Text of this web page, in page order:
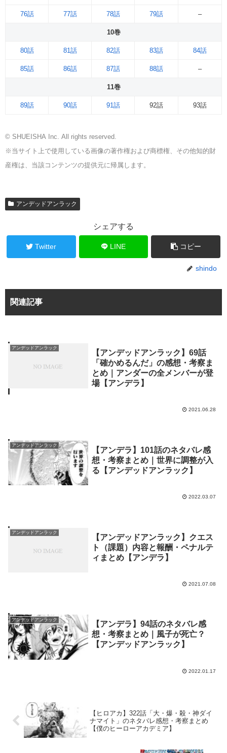
76話 77話 78話 79話 –
10巻
80話 81話 82話 83話 84話
85話 86話 87話 88話 –
11巻
89話 90話 91話 92話 93話
© SHUEISHA Inc. All rights reserved.
※当サイト上で使用している画像の著作権および商標権、その他知的財
産権は、当該コンテンツの提供元に帰属します。
アンデッドアンラック
シェアする
Twitter LINE コピー
shindo
関連記事
アンデッドアンラック
【アンデッドアンラック】69話
「確かめるんだ」の感想・考察ま
とめ｜アンダーの全メンバーが登
場【アンデラ】
2021.06.28
アンデッドアンラック
【アンデラ】101話のネタバレ感
想・考察まとめ｜世界に調整が入
る【アンデッドアンラック】
2022.03.07
アンデッドアンラック
【アンデッドアンラック】クエス
ト（課題）内容と報酬・ペナルテ
ィまとめ【アンデラ】
2021.07.08
アンデッドアンラック
【アンデラ】94話のネタバレ感
想・考察まとめ｜風子が死亡？
【アンデッドアンラック】
2022.01.17
【ヒロアカ】322話「大・爆・殺・神ダイ
ナマイト」のネタバレ感想・考察まとめ
【僕のヒーローアカデミア】